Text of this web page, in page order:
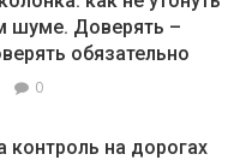
шуме. Доверять –
обязательно
0
контроль на дорогах